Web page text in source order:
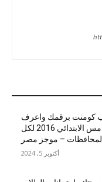
5 .. اكتب كومنت برقمك واعرف
نتيجة الصف الخامس الابتدائي 2016 لكل
– موجز مصر
أكتوبر 5, 2024